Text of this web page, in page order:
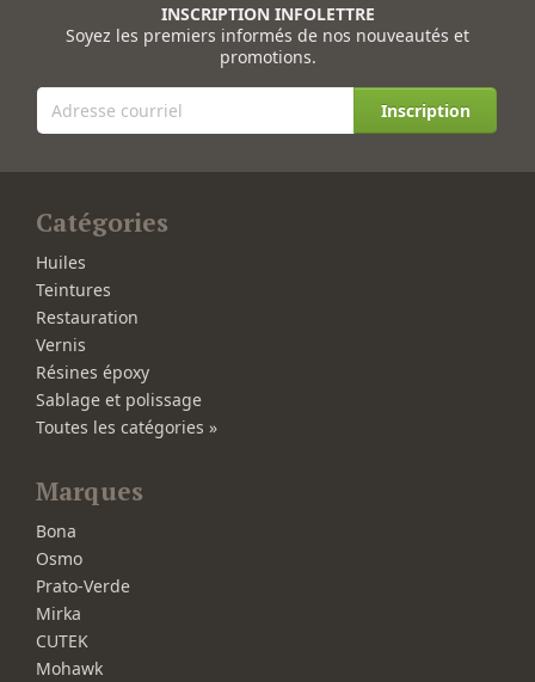
INSCRIPTION INFOLETTRE
Soyez les premiers informés de nos nouveautés et
promotions.
Inscription
Catégories
Huiles
Teintures
Restauration
Vernis
Résines époxy
Sablage et polissage
Toutes les catégories »
Marques
Bona
Osmo
Prato-Verde
Mirka
CUTEK
Mohawk